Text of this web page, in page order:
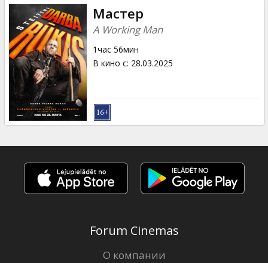
Подарки
Кинозакуски
B2B
Клуб
Мастер
A Working Man
1час 56мин
В кино с: 28.03.2025
Forum Cinemas
О компании